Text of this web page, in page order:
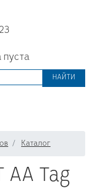
пуста
НАЙТИ
Каталог
AA Tag